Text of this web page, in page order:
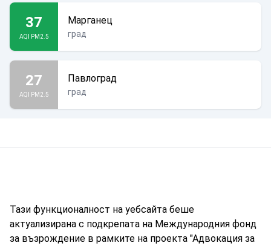
37
AQI PM2.5
Марганец
град
27
AQI PM2.5
Павлоград
град
Тази функционалност на уебсайта беше
актуализирана с подкрепата на Международния фонд
за възрождение в рамките на проекта "Адвокация за